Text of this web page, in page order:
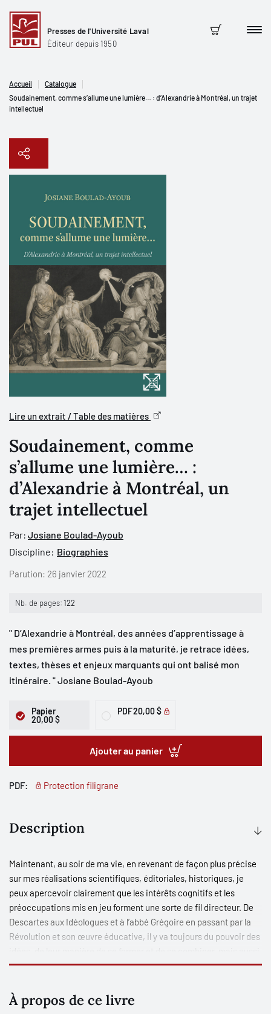
Presses de l'Université Laval
Éditeur depuis 1950
Panier
Accueil
Catalogue
Soudainement, comme s’allume une lumière… : d’Alexandrie à Montréal, un trajet
intellectuel
Lire un extrait / Table des matières
Soudainement, comme
s’allume une lumière… :
d’Alexandrie à Montréal, un
trajet intellectuel
Par: Josiane Boulad-Ayoub
Discipline: Biographies
Parution: 26 janvier 2022
Nb. de pages:122
" D’Alexandrie à Montréal, des années d’apprentissage à
mes premières armes puis à la maturité, je retrace idées,
textes, thèses et enjeux marquants qui ont balisé mon
itinéraire. " Josiane Boulad-Ayoub
Papier
20,00 $
PDF20,00 $
Ajouter au panier
PDF: Protection filigrane
Description
Maintenant, au soir de ma vie, en revenant de façon plus précise
sur mes réalisations scientifiques, éditoriales, historiques, je
peux apercevoir clairement que les intérêts cognitifs et les
préoccupations mis en jeu forment une sorte de fil directeur. De
Descartes aux Idéologues et à l’abbé Grégoire en passant par la
Révolution et son œuvre éducative, il y va toujours du pouvoir des
et surtout de modifier ou modeler la réalité physique et sociale.
à l’histoire générale des hommes.
À propos de ce livre